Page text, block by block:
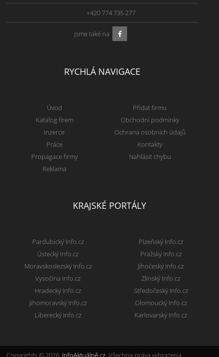
+420 774 735 277
Jsme také na
RYCHLÁ NAVIGACE
Úvod
Katalog firem
Inzerce
Práce
Propagace firmy
Reklama
Přidat firmu
Obchodní podmínky
Ochrana osobních údajů
Kontakty
Nahlásit chybu
KRAJSKÉ PORTÁLY
Pardubický Info.cz
Ústecký Info.cz
Moravskoslezský Info.cz
Vysočina Info.cz
Hradecký Info.cz
Jihomoravský Info.cz
Liberecký Info.cz
Plzeňský Info.cz
Pražský Info.cz
Jihočeský Info.cz
Zlínský Info.cz
Středočeský Info.cz
Olomoucký Info.cz
Karlovarský Info.cz
Copyrights © 2026. InfoAktuálně.cz, Všechna práva vyhrazena.